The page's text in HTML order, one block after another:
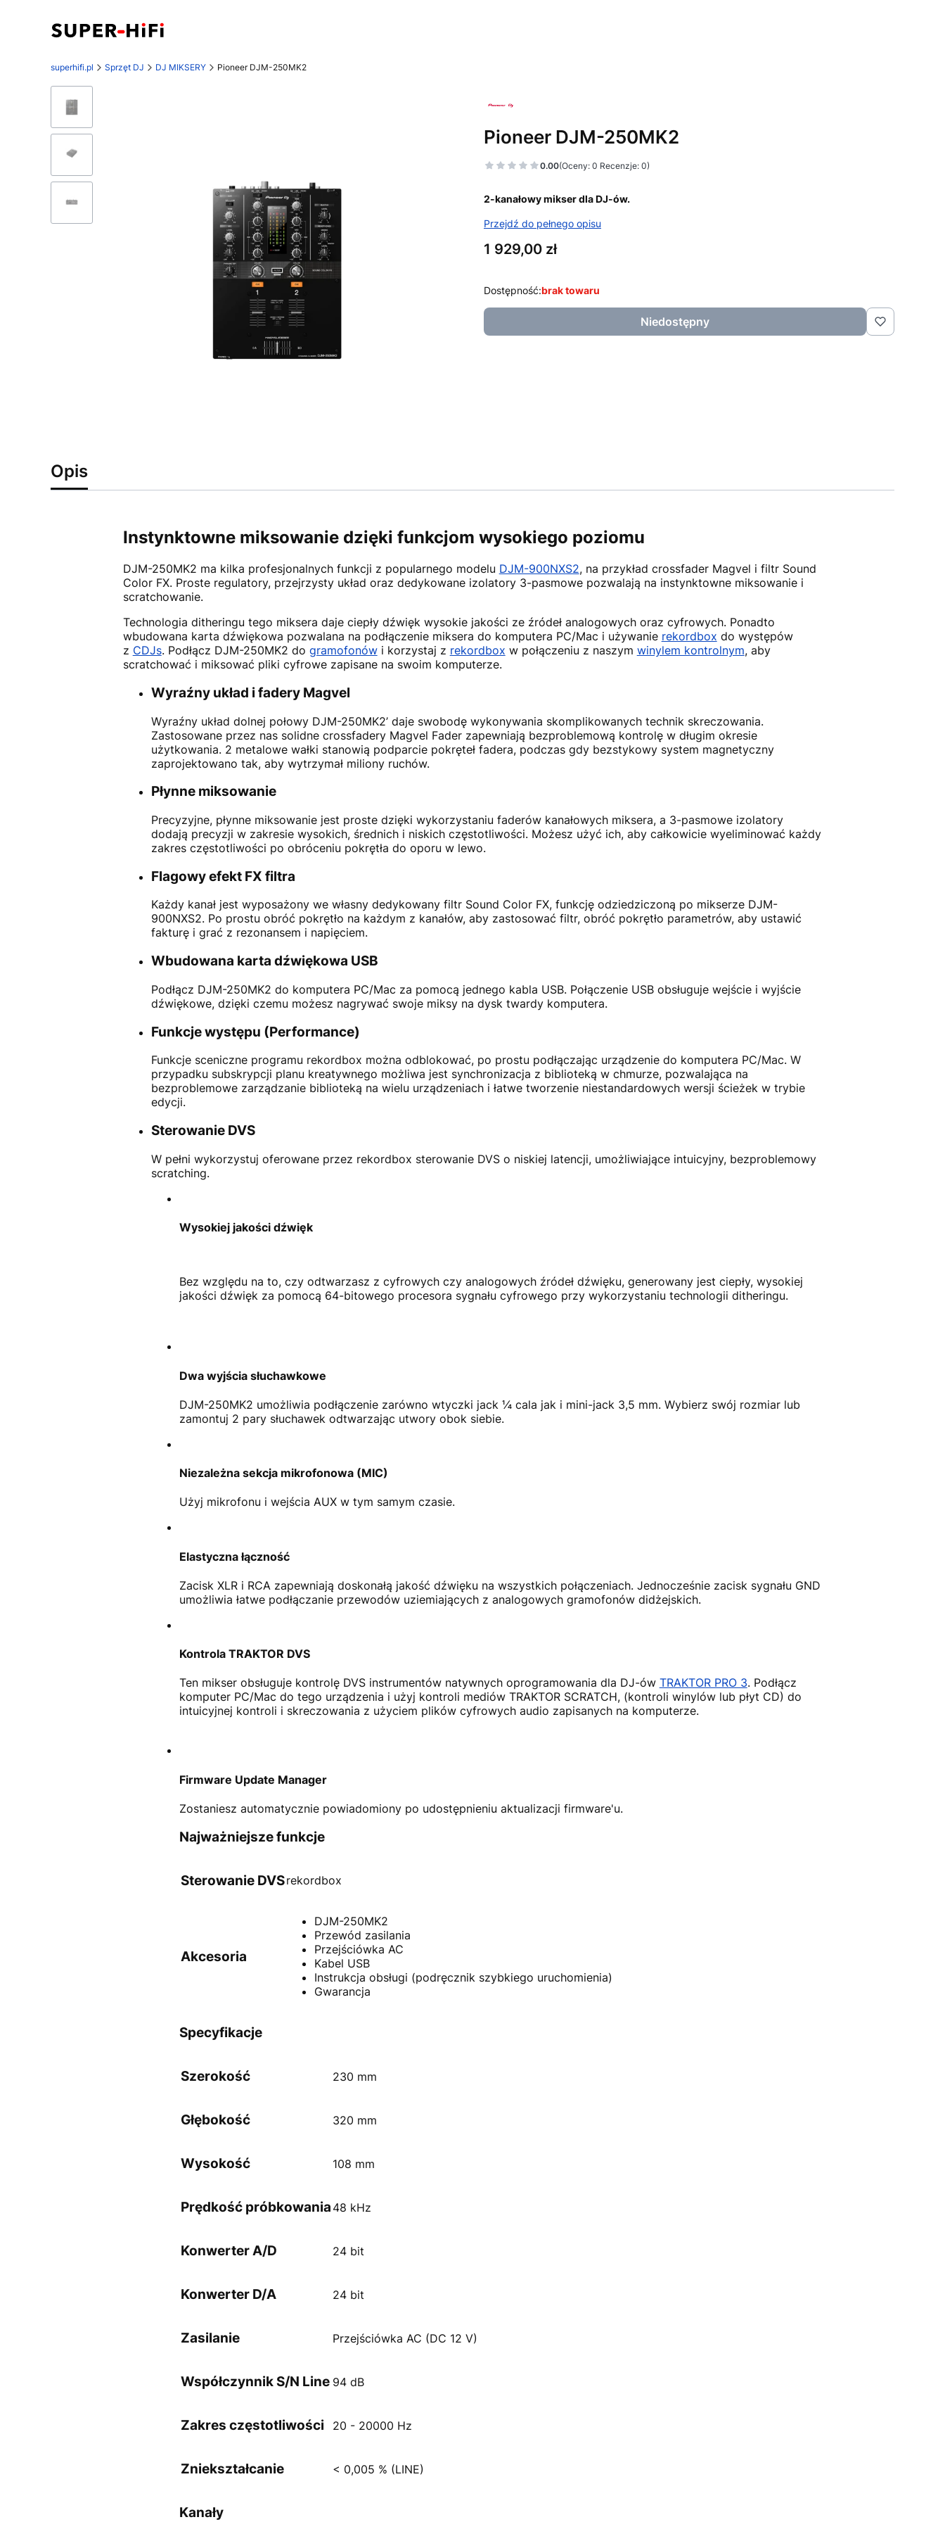
superhifi.pl Sprzęt DJ DJ MIKSERY Pioneer DJM-250MK2
Pioneer DJM-250MK2
0.00(Oceny: 0 Recenzje: 0)
2-kanałowy mikser dla DJ-ów.
Przejdź do pełnego opisu
Cena
1 929,00 zł
Dostępność:brak towaru
Niedostępny
Opis
Instynktowne miksowanie dzięki funkcjom wysokiego poziomu
DJM-250MK2 ma kilka profesjonalnych funkcji z popularnego modelu DJM-900NXS2, na przykład crossfader Magvel i filtr Sound
Color FX. Proste regulatory, przejrzysty układ oraz dedykowane izolatory 3-pasmowe pozwalają na instynktowne miksowanie i
scratchowanie.
Technologia ditheringu tego miksera daje ciepły dźwięk wysokie jakości ze źródeł analogowych oraz cyfrowych. Ponadto
wbudowana karta dźwiękowa pozwalana na podłączenie miksera do komputera PC/Mac i używanie rekordbox do występów
z CDJs. Podłącz DJM-250MK2 do gramofonówi korzystaj z rekordbox w połączeniu z naszym winylem kontrolnym, aby
scratchować i miksować pliki cyfrowe zapisane na swoim komputerze.
Wyraźny układ i fadery Magvel
Wyraźny układ dolnej połowy DJM-250MK2’ daje swobodę wykonywania skomplikowanych technik skreczowania.
Zastosowane przez nas solidne crossfadery Magvel Fader zapewniają bezproblemową kontrolę w długim okresie
użytkowania. 2 metalowe wałki stanowią podparcie pokręteł fadera, podczas gdy bezstykowy system magnetyczny
zaprojektowano tak, aby wytrzymał miliony ruchów.
Płynne miksowanie
Precyzyjne, płynne miksowanie jest proste dzięki wykorzystaniu faderów kanałowych miksera, a 3-pasmowe izolatory
dodają precyzji w zakresie wysokich, średnich i niskich częstotliwości. Możesz użyć ich, aby całkowicie wyeliminować każdy
zakres częstotliwości po obróceniu pokrętła do oporu w lewo.
Flagowy efekt FX filtra
Każdy kanał jest wyposażony we własny dedykowany filtr Sound Color FX, funkcję odziedziczoną po mikserze DJM-
900NXS2. Po prostu obróć pokrętło na każdym z kanałów, aby zastosować filtr, obróć pokrętło parametrów, aby ustawić
fakturę i grać z rezonansem i napięciem.
Wbudowana karta dźwiękowa USB
Podłącz DJM-250MK2 do komputera PC/Mac za pomocą jednego kabla USB. Połączenie USB obsługuje wejście i wyjście
dźwiękowe, dzięki czemu możesz nagrywać swoje miksy na dysk twardy komputera.
Funkcje występu (Performance)
Funkcje sceniczne programu rekordbox można odblokować, po prostu podłączając urządzenie do komputera PC/Mac. W
przypadku subskrypcji planu kreatywnego możliwa jest synchronizacja z biblioteką w chmurze, pozwalająca na
bezproblemowe zarządzanie biblioteką na wielu urządzeniach i łatwe tworzenie niestandardowych wersji ścieżek w trybie
edycji.
Sterowanie DVS
W pełni wykorzystuj oferowane przez rekordbox sterowanie DVS o niskiej latencji, umożliwiające intuicyjny, bezproblemowy
scratching.
Wysokiej jakości dźwięk
Bez względu na to, czy odtwarzasz z cyfrowych czy analogowych źródeł dźwięku, generowany jest ciepły, wysokiej
jakości dźwięk za pomocą 64-bitowego procesora sygnału cyfrowego przy wykorzystaniu technologii ditheringu.
Dwa wyjścia słuchawkowe
DJM-250MK2 umożliwia podłączenie zarówno wtyczki jack ¼ cala jak i mini-jack 3,5 mm. Wybierz swój rozmiar lub
zamontuj 2 pary słuchawek odtwarzając utwory obok siebie.
Niezależna sekcja mikrofonowa (MIC)
Użyj mikrofonu i wejścia AUX w tym samym czasie.
Elastyczna łączność
Zacisk XLR i RCA zapewniają doskonałą jakość dźwięku na wszystkich połączeniach. Jednocześnie zacisk sygnału GND
umożliwia łatwe podłączanie przewodów uziemiających z analogowych gramofonów didżejskich.
Kontrola TRAKTOR DVS
Ten mikser obsługuje kontrolę DVS instrumentów natywnych oprogramowania dla DJ-ów TRAKTOR PRO 3. Podłącz
komputer PC/Mac do tego urządzenia i użyj kontroli mediów TRAKTOR SCRATCH, (kontroli winylów lub płyt CD) do
intuicyjnej kontroli i skreczowania z użyciem plików cyfrowych audio zapisanych na komputerze.
Firmware Update Manager
Zostaniesz automatycznie powiadomiony po udostępnieniu aktualizacji firmware'u.
Najważniejsze funkcje
Sterowanie DVSrekordbox
Akcesoria
DJM-250MK2
Przewód zasilania
Przejściówka AC
Kabel USB
Instrukcja obsługi (podręcznik szybkiego uruchomienia)
Gwarancja
Specyfikacje
Szerokość 230 mm
Głębokość 320 mm
Wysokość 108 mm
Prędkość próbkowania 48 kHz
Konwerter A/D 24 bit
Konwerter D/A 24 bit
Zasilanie Przejściówka AC (DC 12 V)
Współczynnik S/N Line 94 dB
Zakres częstotliwości 20 - 20000 Hz
Zniekształcanie < 0,005 % (LINE)
Kanały